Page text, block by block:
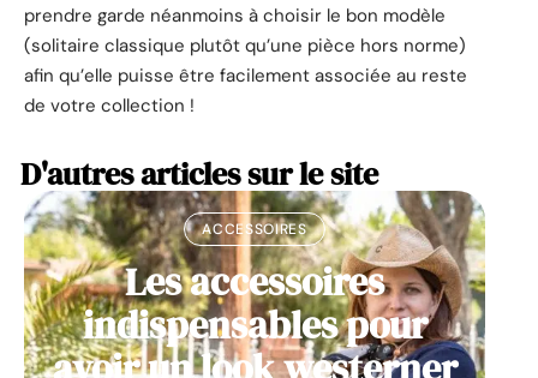
prendre garde néanmoins à choisir le bon modèle
(solitaire classique plutôt qu’une pièce hors norme)
afin qu’elle puisse être facilement associée au reste
de votre collection !
D'autres articles sur le site
ACCESSOIRES
Les accessoires
indispensables pour